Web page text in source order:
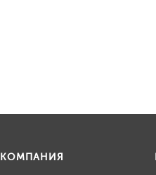
КОМПАНИЯ